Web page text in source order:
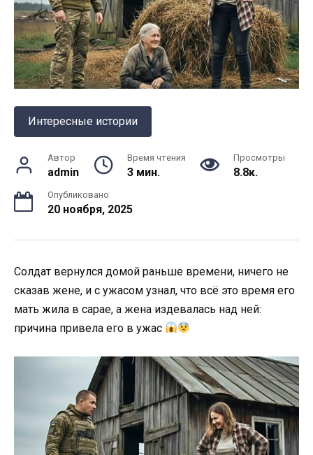
Интересные истории
Автор
admin
Время чтения
3 мин.
Просмотры
8.8к.
Опубликовано
20 ноября, 2025
Солдат вернулся домой раньше времени, ничего не
сказав жене, и с ужасом узнал, что всё это время его
мать жила в сарае, а жена издевалась над ней:
причина привела его в ужас